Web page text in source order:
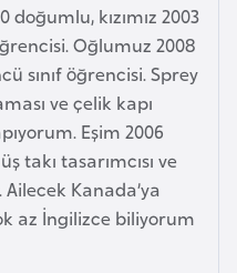
kızımız 2003
Oğlumuz 2008
sınıf öğrencisi. Sprey
ve çelik kapı
Eşim 2006
takı tasarımcısı ve
Kanada’ya
az İngilizce biliyorum